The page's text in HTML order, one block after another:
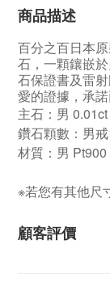
商品描述
百分之百日本
石，一顆鑲嵌
石保證書及雷
愛的證據，承諾
主石：男
鑽石顆數：男
材質：男
※若您有其他尺
顧客評價